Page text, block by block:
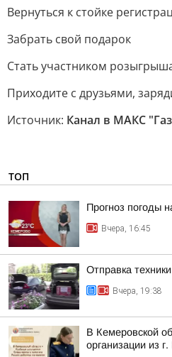
Вернуться к стойке
Забрать свой подарок
Стать участником
Приходите с друзьями,
Источник: Канал в МАКС
ТОП
Прогноз погоды
Вчера, 16:45
Отправка
Вчера, 19:38
В Кемеровской
организации из